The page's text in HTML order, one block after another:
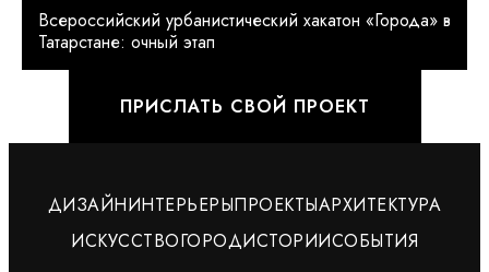
Всероссийский урбанистический хакатон «Города» в
Татарстане: очный этап
ПРИСЛАТЬ СВОЙ ПРОЕКТ
ДИЗАЙНИНТЕРЬЕРЫПРОЕКТЫАРХИТЕКТУРА
ИСКУССТВОГОРОДИСТОРИИСОБЫТИЯ